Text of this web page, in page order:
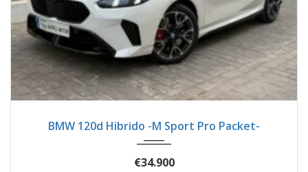
BMW 120d Hibrido -M Sport Pro Packet-
€34.900